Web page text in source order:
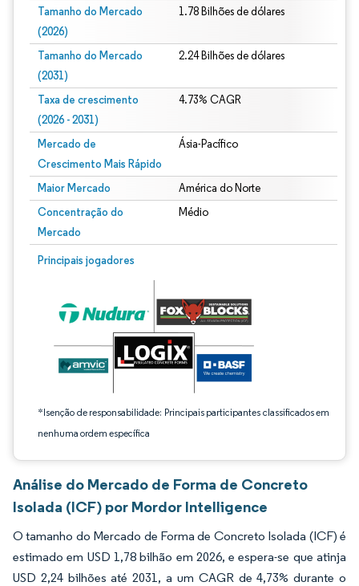
Tamanho do Mercado
(2026)
1.78 Bilhões de dólares
Tamanho do Mercado
(2031)
2.24 Bilhões de dólares
Taxa de crescimento
(2026 - 2031)
4.73% CAGR
Mercado de
Crescimento Mais Rápido
Ásia-Pacífico
Maior Mercado América do Norte
Concentração do
Mercado
Médio
Principais jogadores
*Isenção de responsabilidade: Principais participantes classificados em
nenhuma ordem específica
Imagem © Mordor Intelligence. O reuso requer atribuição conforme CC BY 4.0.
Análise do Mercado de Forma de Concreto
Isolada (ICF) por Mordor Intelligence
O tamanho do Mercado de Forma de Concreto Isolada (ICF) é
estimado em USD 1,78 bilhão em 2026, e espera-se que atinja
USD 2,24 bilhões até 2031, a um CAGR de 4,73% durante o